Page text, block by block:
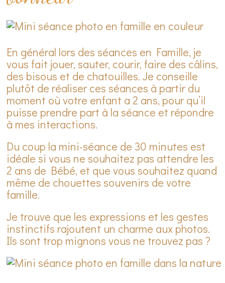
En général lors des séances en Famille, je
vous fait jouer, sauter, courir, faire des câlins,
des bisous et de chatouilles. Je conseille
plutôt de réaliser ces séances à partir du
moment où votre enfant a 2 ans, pour qu’il
puisse prendre part à la séance et répondre
à mes interactions.
Du coup la mini-séance de 30 minutes est
idéale si vous ne souhaitez pas attendre les
2 ans de Bébé, et que vous souhaitez quand
même de chouettes souvenirs de votre
famille.
Je trouve que les expressions et les gestes
instinctifs rajoutent un charme aux photos.
Ils sont trop mignons vous ne trouvez pas ?